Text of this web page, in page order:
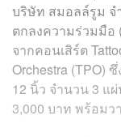
บริษัท สมอลล์รูม จ
ตกลงความร่วมมือ
จากคอนเสิร์ต
Orchestra (TPO)
12 นิ้ว จำนวน 3 แ
3,000 บาท พร้อมว